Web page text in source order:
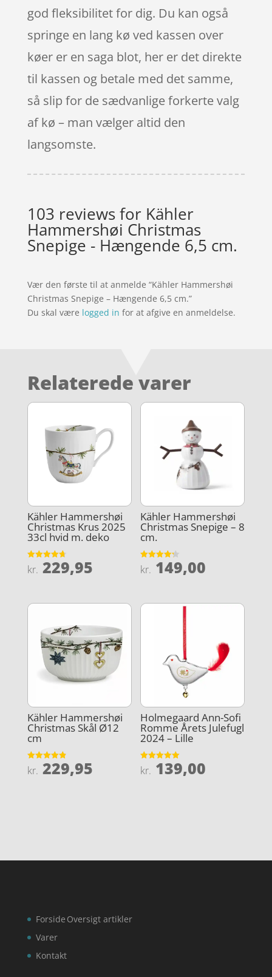
god fleksibilitet for dig. Du kan også
springe en lang kø ved kassen over
køer er en saga blot, her er det direkte
til kassen og betale med det samme,
så slip for de sædvanlige forkerte valg
af kø – man vælger altid den
langsomste.
103 reviews for Kähler
Hammershøi Christmas
Snepige - Hængende 6,5 cm.
Vær den første til at anmelde “Kähler Hammershøi
Christmas Snepige – Hængende 6,5 cm.”
Du skal være logged in for at afgive en anmeldelse.
Relaterede varer
Kähler Hammershøi
Christmas Krus 2025
33cl hvid m. deko
Vurderet
4.7
kr. 229,95
Kähler Hammershøi
Christmas Snepige – 8
cm.
Vurderet
4.2
kr. 149,00
Kähler Hammershøi
Christmas Skål Ø12
cm
Vurderet
4.9
kr. 229,95
Holmegaard Ann-Sofi
Romme Årets Julefugl
2024 – Lille
Vurderet
5
kr. 139,00
Forside
Varer
Kontakt
Oversigt artikler